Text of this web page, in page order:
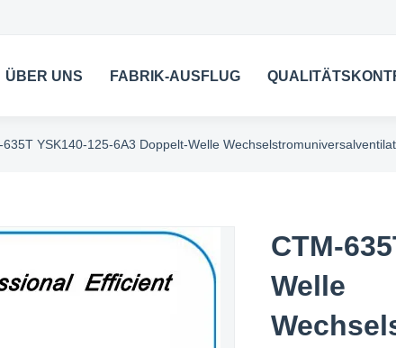
ÜBER UNS FABRIK-AUSFLUG
635T YSK140-125-6A3 Doppelt-Welle
CTM-
Welle